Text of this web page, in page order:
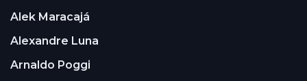
Alek Maracajá
Alexandre Luna
Arnaldo Poggi